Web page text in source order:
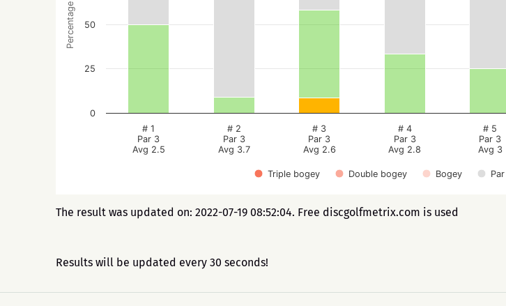
Percentage
Triple bogey Double bogey Bogey Par
# 1
Par 3
Avg 2.5
# 2
Par 3
Avg 3.7
# 3
Par 3
Avg 2.6
# 4
Par 3
Avg 2.8
# 5
Par 3
Avg 3
0
25
50
The result was updated on: 2022-07-19 08:52:04. Free discgolfmetrix.com is used
Results will be updated every 30 seconds!